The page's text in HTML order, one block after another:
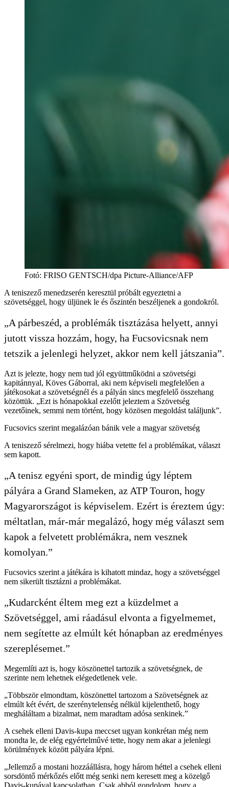
Fotó: FRISO GENTSCH/dpa Picture-Alliance/AFP
A teniszező menedzserén keresztül próbált egyeztetni a
szövetséggel, hogy üljünek le és őszintén beszéljenek a gondokról.
„A párbeszéd, a problémák tisztázása helyett, annyi
jutott vissza hozzám, hogy, ha Fucsovicsnak nem
tetszik a jelenlegi helyzet, akkor nem kell játszania”.
Azt is jelezte, hogy nem tud jól együttműködni a szövetségi
kapitánnyal, Köves Gáborral, aki nem képviseli megfelelően a
játékosokat a szövetségnél és a pályán sincs megfelelő összehang
közöttük. „Ezt is hónapokkal ezelőtt jeleztem a Szövetség
vezetőinek, semmi nem történt, hogy közösen megoldást találjunk”.
Fucsovics szerint megalázóan bánik vele a magyar szövetség
A teniszező sérelmezi, hogy hiába vetette fel a problémákat, választ
sem kapott.
„A tenisz egyéni sport, de mindig úgy léptem
pályára a Grand Slameken, az ATP Touron, hogy
Magyarországot is képviselem. Ezért is éreztem úgy:
méltatlan, már-már megalázó, hogy még választ sem
kapok a felvetett problémákra, nem vesznek
komolyan.”
Fucsovics szerint a játékára is kihatott mindaz, hogy a szövetséggel
nem sikerült tisztázni a problémákat.
„Kudarcként éltem meg ezt a küzdelmet a
Szövetséggel, ami ráadásul elvonta a figyelmemet,
nem segítette az elmúlt két hónapban az eredményes
szereplésemet.”
Megemlíti azt is, hogy köszönettel tartozik a szövetségnek, de
szerinte nem lehetnek elégedetlenek vele.
„Többször elmondtam, köszönettel tartozom a Szövetségnek az
elmúlt két évért, de szerénytelenség nélkül kijelenthető, hogy
megháláltam a bizalmat, nem maradtam adósa senkinek.”
A csehek elleni Davis-kupa meccset ugyan konkrétan még nem
mondta le, de elég egyértelművé tette, hogy nem akar a jelenlegi
körülmények között pályára lépni.
„Jellemző a mostani hozzáállásra, hogy három héttel a csehek elleni
sorsdöntő mérkőzés előtt még senki nem keresett meg a közelgő
Davis-kupával kapcsolatban. Csak abból gondolom, hogy a